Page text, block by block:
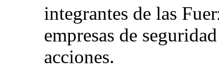
integrantes de las
empresas de
acciones.